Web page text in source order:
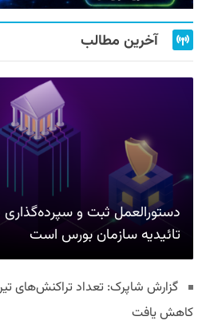
آخرین مطالب
دستورالعمل ثبت و سپرده‌گذاری
تائیدیه سازمان بورس است
کاهش یافت